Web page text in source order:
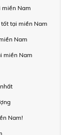
miền Nam
tại miền Nam
Nam
miền Nam
Nam!